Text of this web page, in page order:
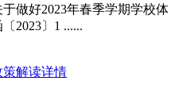
做好2023年春季学期学校体
2023〕1 ......